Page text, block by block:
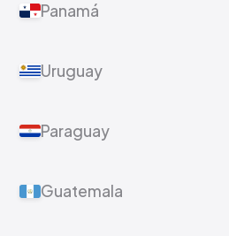
Panamá
Uruguay
Paraguay
Guatemala